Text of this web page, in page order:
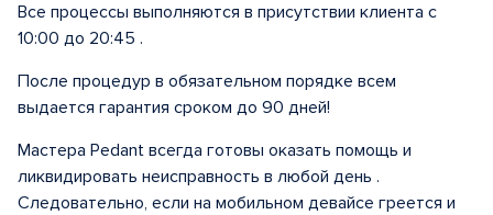
Все процессы выполняются в присутствии клиента с
10:00 до 20:45 .
После процедур в обязательном порядке всем
выдается гарантия сроком до 90 дней!
Мастера Pedant всегда готовы оказать помощь и
ликвидировать неисправность в любой день .
Следовательно, если на мобильном девайсе греется и